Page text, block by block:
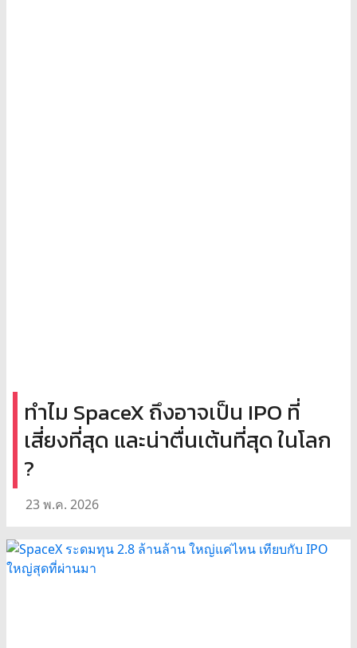
ทำไม SpaceX ถึงอาจเป็น IPO ที่
เสี่ยงที่สุด และน่าตื่นเต้นที่สุด ในโลก
?
23 พ.ค. 2026